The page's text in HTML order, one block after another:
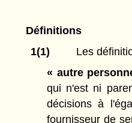
Définitions
1(1)
Les
« autre
qui n'est ni
décisions à
fournisseur de